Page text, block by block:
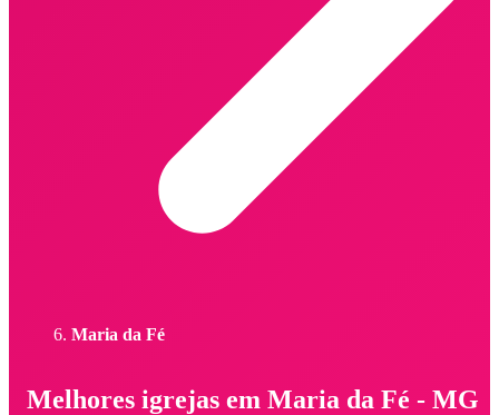
Maria da Fé
Melhores igrejas em Maria da Fé - MG